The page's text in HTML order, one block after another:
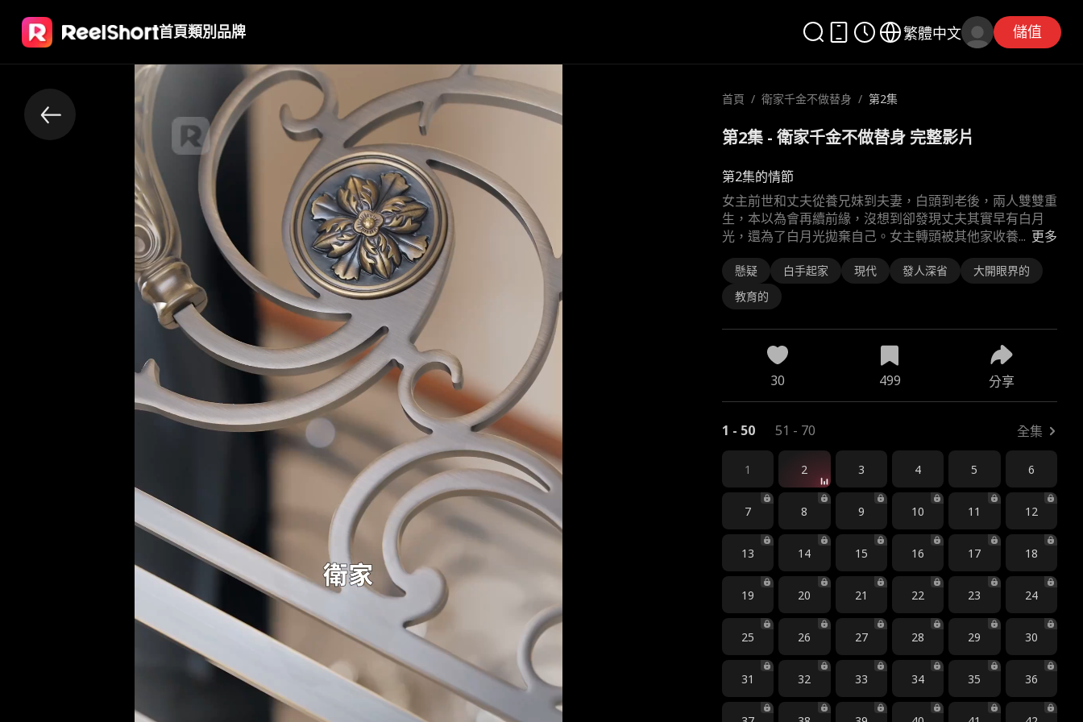
首頁類別 品牌 繁體中文 儲值
首頁 / 衛家千金不做替身 / 第2集
第2集 - 衛家千金不做替身 完整影片
第2集的情節
更多
女主前世和丈夫從養兄妹到夫妻，白頭到老後，兩人雙雙重
生，本以為會再續前緣，沒想到卻發現丈夫其實早有白月
光，還為了白月光拋棄自己。女主轉頭被其他家收養...
懸疑 白手起家 現代 發人深省
大開眼界的
教育的
30 499 分享
1 - 50 51 - 70 全集
1 2 3 4 5 6
7 8 9 10 11 12
13 14 15 16 17 18
19 20 21 22 23 24
25 26 27 28 29 30
31 32 33 34 35 36